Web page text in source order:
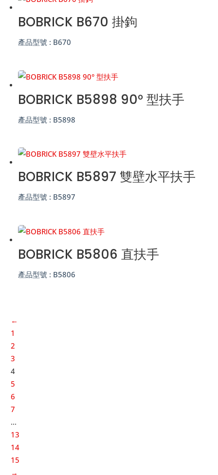
BOBRICK B670 掛鉤
產品型號 : B670
BOBRICK B5898 90° 型扶手
產品型號 : B5898
BOBRICK B5897 雙壁水平扶手
產品型號 : B5897
BOBRICK B5806 直扶手
產品型號 : B5806
←
1
2
3
4
5
6
7
...
13
14
15
→